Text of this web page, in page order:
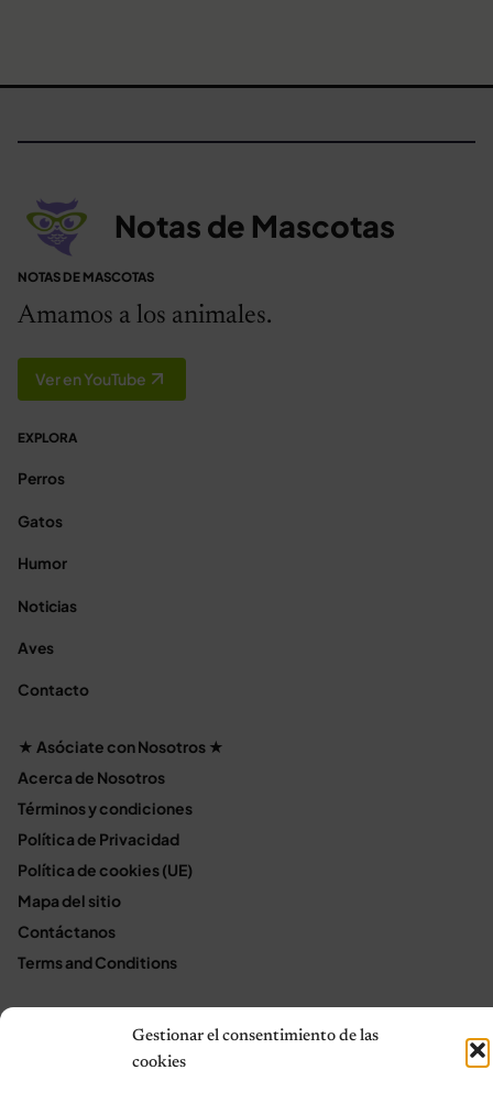
Gestionar el consentimiento de las
cookies
Notas de Mascotas
NOTAS DE MASCOTAS
Amamos a los animales.
Ver en YouTube
EXPLORA
Perros
Gatos
Humor
Noticias
Aves
Contacto
★ Asóciate con Nosotros ★
Acerca de Nosotros
Términos y condiciones
Política de Privacidad
Política de cookies (UE)
Mapa del sitio
Contáctanos
Terms and Conditions
Política de privacidad